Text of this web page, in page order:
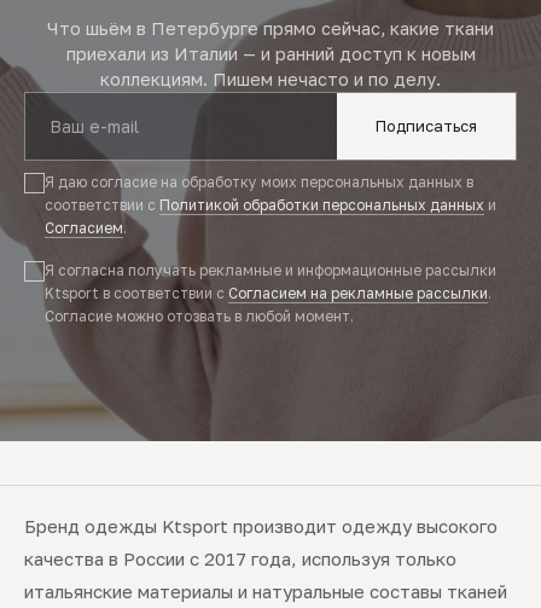
Что шьём в Петербурге прямо сейчас, какие ткани
приехали из Италии — и ранний доступ к новым
коллекциям. Пишем нечасто и по делу.
Подписаться
Я даю согласие на обработку моих персональных данных в
соответствии с Политикой обработки персональных данных и
Согласием.
Я согласна получать рекламные и информационные рассылки
Ktsport в соответствии с Согласием на рекламные рассылки.
Согласие можно отозвать в любой момент.
Бренд одежды Ktsport производит одежду высокого
качества в России с 2017 года, используя только
итальянские материалы и натуральные составы тканей